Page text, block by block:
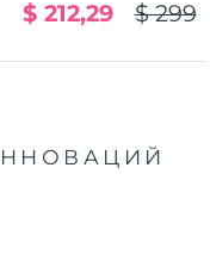
$ 299
$ 212,29